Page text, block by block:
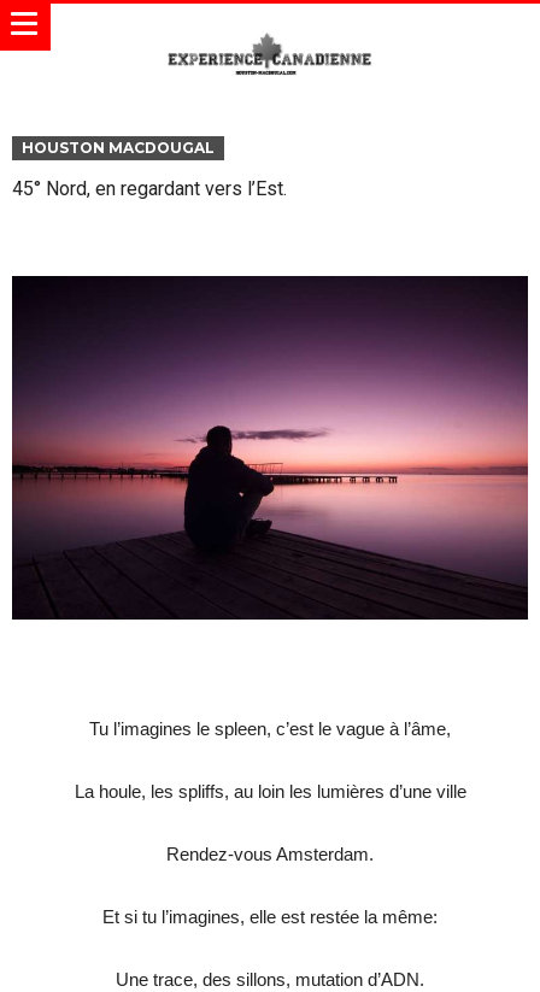
HOUSTON MACDOUGAL
45° Nord, en regardant vers l’Est.
Tu l’imagines le spleen, c’est le vague à l’âme,
La houle, les spliffs, au loin les lumières d’une ville
Rendez-vous Amsterdam.
Et si tu l’imagines, elle est restée la même:
Une trace, des sillons, mutation d’ADN.